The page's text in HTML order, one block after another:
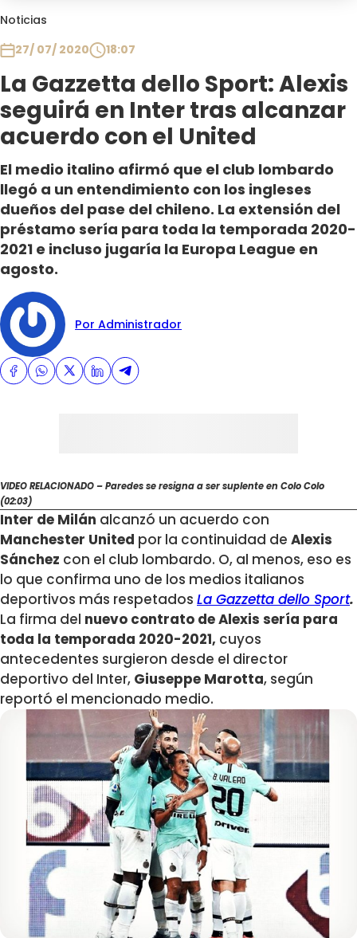
Noticias
27/ 07/ 2020
18:07
La Gazzetta dello Sport: Alexis
seguirá en Inter tras alcanzar
acuerdo con el United
El medio italino afirmó que el club lombardo
llegó a un entendimiento con los ingleses
dueños del pase del chileno. La extensión del
préstamo sería para toda la temporada 2020-
2021 e incluso jugaría la Europa League en
agosto.
Por Administrador
VIDEO RELACIONADO – Paredes se resigna a ser suplente en Colo Colo
(02:03)
Inter de Milán alcanzó un acuerdo con
Manchester United por la continuidad de Alexis
Sánchez con el club lombardo. O, al menos, eso es
lo que confirma uno de los medios italianos
deportivos más respetados La Gazzetta dello Sport.
La firma del nuevo contrato de Alexis sería para
toda la temporada 2020-2021, cuyos
antecedentes surgieron desde el director
deportivo del Inter, Giuseppe Marotta, según
reportó el mencionado medio.
Plan Perfecto
El Tiempo
Sabingo
Todos Los Programas